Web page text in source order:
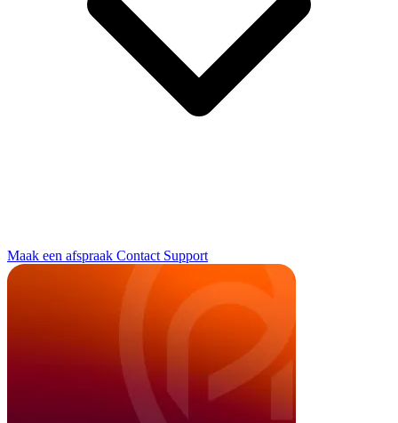
Maak een afspraak Contact Support